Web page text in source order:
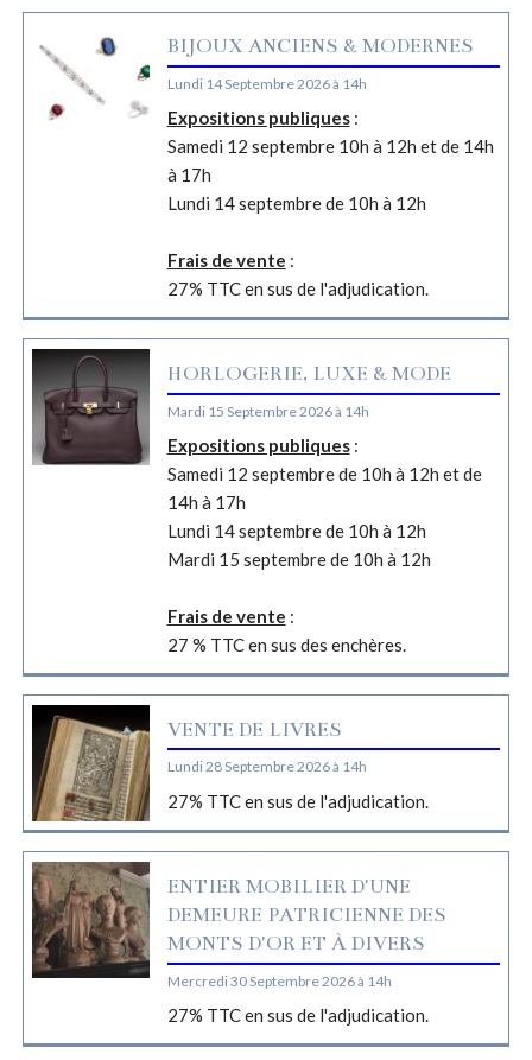
BIJOUX ANCIENS & MODERNES
Lundi 14 Septembre 2026 à 14h
Expositions publiques:
Samedi 12 septembre 10h à 12h et de 14h
à 17h
Lundi 14 septembre de 10h à 12h
Frais de vente :
27% TTC en sus de l'adjudication.
HORLOGERIE, LUXE & MODE
Mardi 15 Septembre 2026 à 14h
Expositions publiques:
Samedi 12 septembre de 10h à 12h et de
14h à 17h
Lundi 14 septembre de 10h à 12h
Mardi 15 septembre de 10h à 12h
Frais de vente :
27 % TTC en sus des enchères.
VENTE DE LIVRES
Lundi 28 Septembre 2026 à 14h
27% TTC en sus de l'adjudication.
ENTIER MOBILIER D'UNE
DEMEURE PATRICIENNE DES
MONTS D'OR ET À DIVERS
Mercredi 30 Septembre 2026 à 14h
27% TTC en sus de l'adjudication.